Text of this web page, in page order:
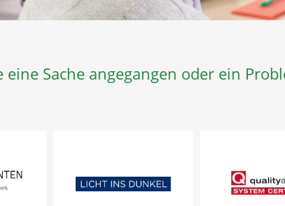
Sache angegangen oder ein